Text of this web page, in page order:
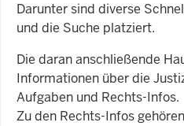
Darunter sind diverse
und die Suche platziert.
Die daran anschließende
Informationen über die
Aufgaben und Rechts-Infos.
Zu den Rechts-Infos